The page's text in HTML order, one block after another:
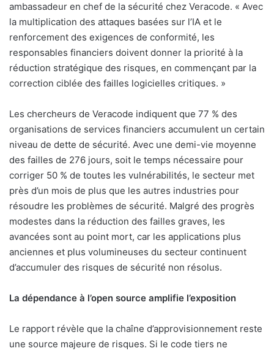
ambassadeur en chef de la sécurité chez Veracode. « Avec
la multiplication des attaques basées sur l’IA et le
renforcement des exigences de conformité, les
responsables financiers doivent donner la priorité à la
réduction stratégique des risques, en commençant par la
correction ciblée des failles logicielles critiques. »
Les chercheurs de Veracode indiquent que 77 % des
organisations de services financiers accumulent un certain
niveau de dette de sécurité. Avec une demi-vie moyenne
des failles de 276 jours, soit le temps nécessaire pour
corriger 50 % de toutes les vulnérabilités, le secteur met
près d’un mois de plus que les autres industries pour
résoudre les problèmes de sécurité. Malgré des progrès
modestes dans la réduction des failles graves, les
avancées sont au point mort, car les applications plus
anciennes et plus volumineuses du secteur continuent
d’accumuler des risques de sécurité non résolus.
La dépendance à l’open source amplifie l’exposition
Le rapport révèle que la chaîne d’approvisionnement reste
une source majeure de risques. Si le code tiers ne